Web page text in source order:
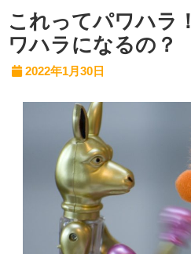
これってパワハラ
ワハラになるの？
2022年1月30日